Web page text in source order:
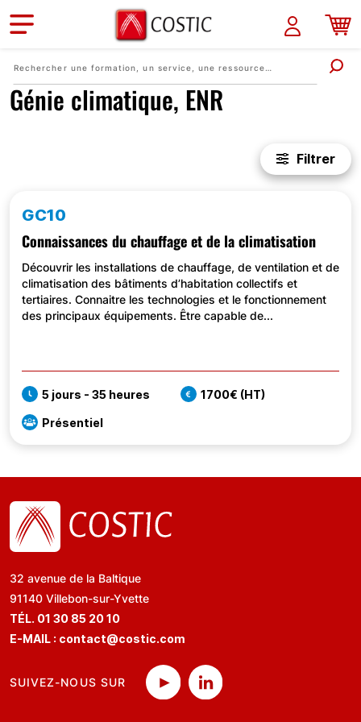
Aller au contenu principal
Génie climatique, ENR
Filtrer
GC10
Connaissances du chauffage et de la climatisation
Découvrir les installations de chauffage, de ventilation et de
climatisation des bâtiments d’habitation collectifs et
tertiaires. Connaitre les technologies et le fonctionnement
des principaux équipements. Être capable de...
5 jours - 35 heures 1700€ (HT)
Présentiel
32 avenue de la Baltique
91140 Villebon-sur-Yvette
TÉL. 01 30 85 20 10
E-MAIL : contact@costic.com
SUIVEZ-NOUS SUR